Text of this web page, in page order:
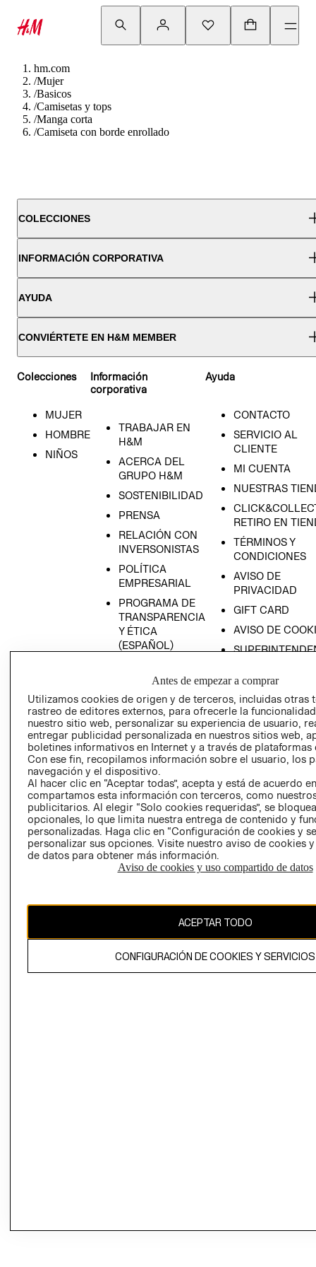
hm.com
/Mujer
/Basicos
/Camisetas y tops
/Manga corta
/Camiseta con borde enrollado
COLECCIONES
INFORMACIÓN CORPORATIVA
AYUDA
CONVIÉRTETE EN H&M MEMBER
Colecciones
MUJER
HOMBRE
NIÑOS
Información
corporativa
TRABAJAR EN
H&M
ACERCA DEL
GRUPO H&M
SOSTENIBILIDAD
PRENSA
RELACIÓN CON
INVERSONISTAS
POLÍTICA
EMPRESARIAL
PROGRAMA DE
TRANSPARENCIA
Y ÉTICA
(ESPAÑOL)
TRANSPARENCIA
Y ÉTICA (INGLÉS)
Ayuda
CONTACTO
SERVICIO AL
CLIENTE
MI CUENTA
NUESTRAS
RETIRO EN
TÉRMINOS Y
CONDICIONES
AVISO DE
PRIVACIDAD
GIFT CARD
AVISO DE
COMERCIO - SIC
PETICIONES
QUEJAS Y
RECLAMOS
Colombia ($)
CAMBIAR REGIÓN
propiedad de H&M Hennes & Mauritz AB.
Antes de empezar a comprar
Utilizamos cookies de origen y de terceros, incluidas otras
rastreo de editores externos, para ofrecerle la
nuestro sitio web, personalizar su experiencia de usuario,
entregar publicidad personalizada en nuestros sitios web,
boletines informativos en Internet y a través de plataformas
Con ese fin, recopilamos información sobre el usuario, los
navegación y el dispositivo.
Al hacer clic en “Aceptar todas”, acepta y está de acuerdo
compartamos esta información con terceros, como
publicitarios. Al elegir “Solo cookies requeridas”, se
opcionales, lo que limita nuestra entrega de contenido y
personalizadas. Haga clic en “Configuración de cookies y
personalizar sus opciones. Visite nuestro aviso de cookies
de datos para obtener más información.
Aviso de cookies y uso compartido de datos
ACEPTAR TODO
CONFIGURACIÓN DE COOKIES Y SERVICIOS